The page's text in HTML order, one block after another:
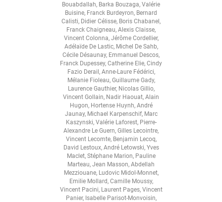
Bouabdallah, Barka Bouzaga, Valérie
Buisine, Franck Burdeyron, Bernard
Calisti, Didier Célisse, Boris Chabanel,
Franck Chaigneau, Alexis Claisse,
Vincent Colonna, Jérôme Cordellier,
Adélaïde De Lastic, Michel De Sahb,
Cécile Désaunay, Emmanuel Descos,
Franck Dupessey, Catherine Elie, Cindy
Fazio Derail, Anne-Laure Fédérici,
Mélanie Fioleau, Guillaume Gady,
Laurence Gauthier, Nicolas Gillio,
Vincent Gollain, Nadir Haouat, Alain
Hugon, Hortense Huynh, André
Jaunay, Michael Karpenschif, Marc
Kaszynski, Valérie Laforest, Pierre-
Alexandre Le Guern, Gilles Lecointre,
Vincent Lecomte, Benjamin Lecoq,
David Lestoux, André Letowski, Yves
Maclet, Stéphane Marion, Pauline
Marteau, Jean Masson, Abdellah
Mezziouane, Ludovic Midol-Monnet,
Emilie Mollard, Camille Moussy,
Vincent Pacini, Laurent Pages, Vincent
Panier, Isabelle Parisot-Monvoisin,